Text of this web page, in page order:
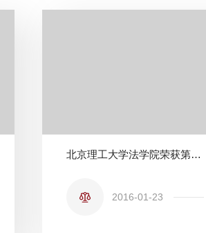
北京理工大学法学院荣获第七届北京市模拟法庭竞赛二等奖
2016-01-23